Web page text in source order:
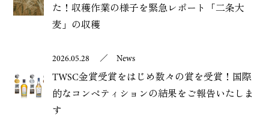
た！収穫作業の様子を緊急レポート「二条大
麦」の収穫
2026.05.28 ／ News
TWSC金賞受賞をはじめ数々の賞を受賞！国際
的なコンペティションの結果をご報告いたしま
す